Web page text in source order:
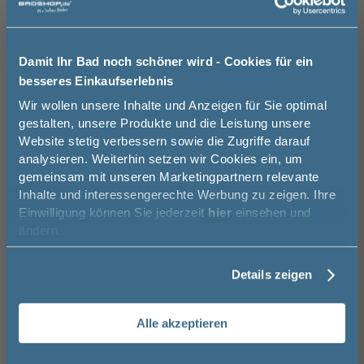
Damit Ihr Bad noch schöner wird - Cookies für ein
besseres Einkaufserlebnis
Wir wollen unsere Inhalte und Anzeigen für Sie optimal
gestalten, unsere Produkte und die Leistung unsere
Website stetig verbessern sowie die Zugriffe darauf
analysieren. Weiterhin setzen wir Cookies ein, um
gemeinsam mit unseren Marketingpartnern relevante
Inhalte und interessengerechte Werbung zu zeigen. Ihre
Einwilligung können Sie jederzeit hier einsehen und
ändern.
Details zeigen
Alle akzeptieren
Pelipal Balto Badmöbel Set 2-7 - 123 cm,
Mineralmarmor- od. Glas-WT, Fronten mit
50,8 cm
cm,
Jetzt 50 € sparen!
Melde Sie sich hier zu unserem
Newsletter an und sparen Sie
50€* auf Ihre Bestellung!
Vorname
Email